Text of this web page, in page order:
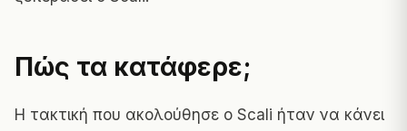
Πώς τα κατάφερε;
Η τακτική που ακολούθησε ο Scali ήταν να κάνει